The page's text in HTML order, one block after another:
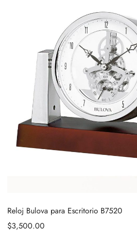
Reloj Bulova para Escritorio B7520
$3,500.00